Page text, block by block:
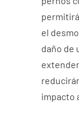
el
daño de
impacto